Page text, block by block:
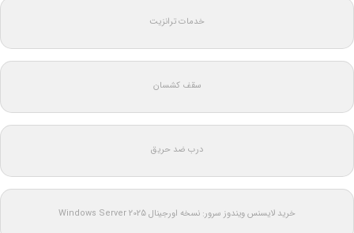
خدمات ترانزیت
سقف کشسان
درب ضد حریق
خرید لایسنس ویندوز سرور: نسخه اورجینال Windows Server 2025